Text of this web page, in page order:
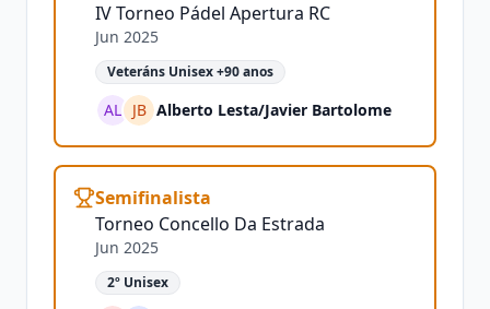
IV Torneo Pádel Apertura RC
Jun 2025
Veteráns Unisex +90 anos
AL JB Alberto Lesta/Javier Bartolome
Semifinalista
Torneo Concello Da Estrada
Jun 2025
2º Unisex